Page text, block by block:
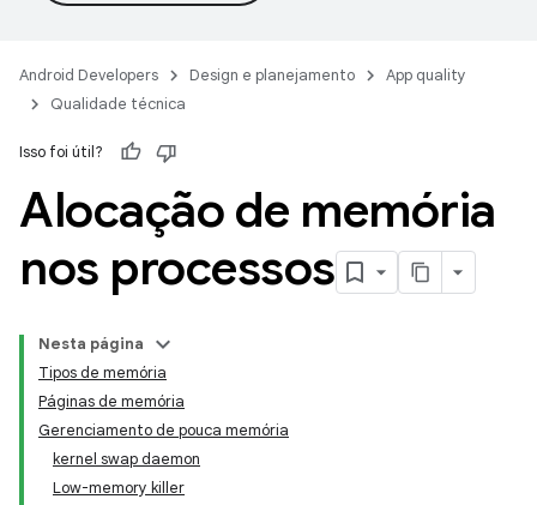
Android Developers Design e planejamento
App quality
Qualidade técnica
Isso foi útil?
Alocação de memória
nos processos
Nesta página
Tipos de memória
Páginas de memória
Gerenciamento de pouca memória
kernel swap daemon
Low-memory killer